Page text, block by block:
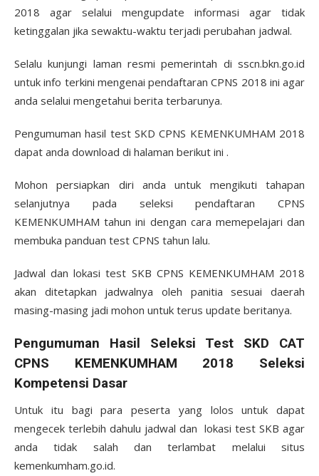
2018 agar selalui mengupdate informasi agar tidak
ketinggalan jika sewaktu-waktu terjadi perubahan jadwal.
Selalu kunjungi laman resmi pemerintah di sscn.bkn.go.id
untuk info terkini mengenai pendaftaran CPNS 2018 ini agar
anda selalui mengetahui berita terbarunya.
Pengumuman hasil test SKD CPNS KEMENKUMHAM 2018
dapat anda download di halaman berikut ini .
Mohon persiapkan diri anda untuk mengikuti tahapan
selanjutnya pada seleksi pendaftaran CPNS
KEMENKUMHAM tahun ini dengan cara memepelajari dan
membuka panduan test CPNS tahun lalu.
Jadwal dan lokasi test SKB CPNS KEMENKUMHAM 2018
akan ditetapkan jadwalnya oleh panitia sesuai daerah
masing-masing jadi mohon untuk terus update beritanya.
Pengumuman Hasil Seleksi Test SKD CAT
CPNS KEMENKUMHAM 2018 Seleksi
Kompetensi Dasar
Untuk itu bagi para peserta yang lolos untuk dapat
mengecek terlebih dahulu jadwal dan lokasi test SKB agar
anda tidak salah dan terlambat melalui situs
kemenkumham.go.id.